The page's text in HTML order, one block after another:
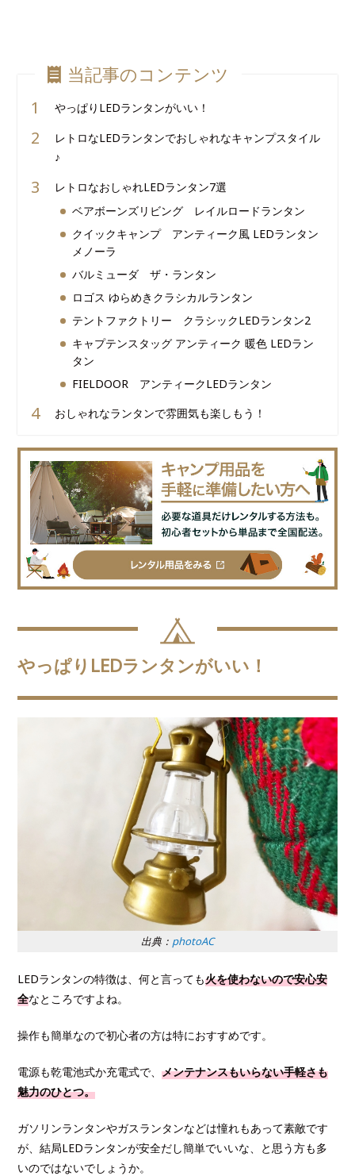
当記事のコンテンツ
やっぱりLEDランタンがいい！
レトロなLEDランタンでおしゃれなキャンプスタイル
♪
レトロなおしゃれLEDランタン7選
ベアボーンズリビング レイルロードランタン
クイックキャンプ アンティーク風 LEDランタン
メノーラ
バルミューダ ザ・ランタン
ロゴス ゆらめきクラシカルランタン
テントファクトリー クラシックLEDランタン2
キャプテンスタッグ アンティーク 暖色 LEDラン
タン
FIELDOOR アンティークLEDランタン
おしゃれなランタンで雰囲気も楽しもう！
やっぱりLEDランタンがいい！
出典： photoAC
LEDランタンの特徴は、何と言っても火を使わないので安心安
全なところですよね。
操作も簡単なので初心者の方は特におすすめです。
電源も乾電池式か充電式で、メンテナンスもいらない手軽さも
魅力のひとつ。
ガソリンランタンやガスランタンなどは憧れもあって素敵です
が、結局LEDランタンが安全だし簡単でいいな、と思う方も多
いのではないでしょうか。